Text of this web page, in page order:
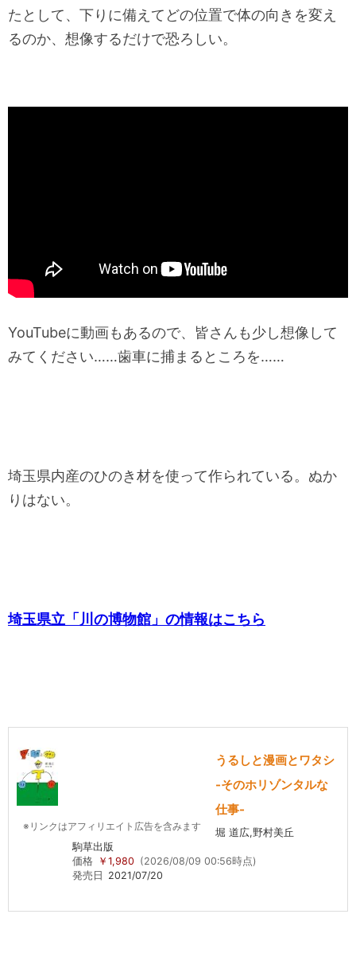
たとして、下りに備えてどの位置で体の向きを変え
るのか、想像するだけで恐ろしい。
YouTubeに動画もあるので、皆さんも少し想像して
みてください……歯車に捕まるところを……
埼玉県内産のひのき材を使って作られている。ぬか
りはない。
埼玉県立「川の博物館」の情報はこちら
※リンクはアフィリエイト広告を含みます
うるしと漫画とワタシ
-そのホリゾンタルな
仕事-
堀 道広,野村美丘
駒草出版
価格 ￥1,980 (2026/08/09 00:56時点)
発売日
2021/07/20